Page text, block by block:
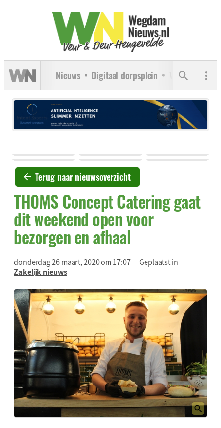
Nieuws Digitaal dorpsplein Verenigingen
Terug naar nieuwsoverzicht
THOMS Concept Catering gaat
dit weekend open voor
bezorgen en afhaal
donderdag 26 maart, 2020 om 17:07
Geplaatst in
Zakelijk nieuws